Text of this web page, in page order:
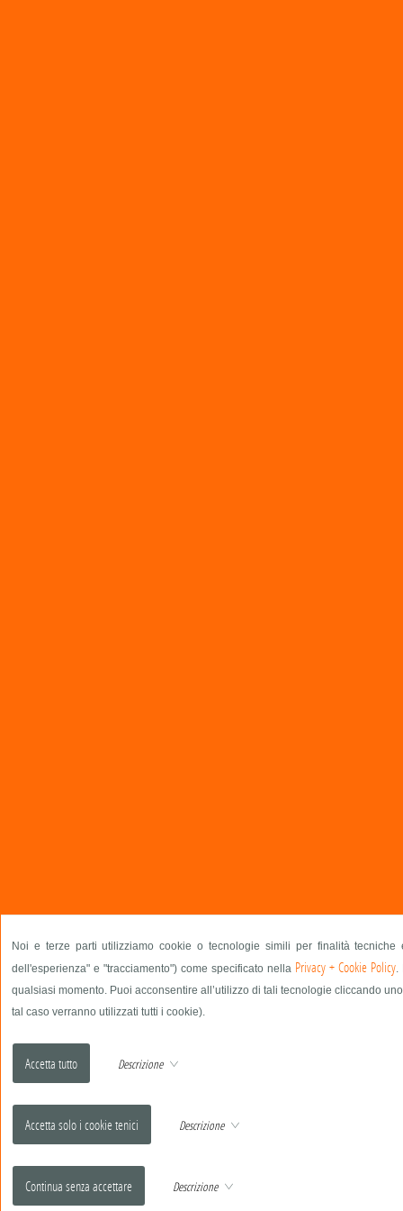
Noi e terze parti utilizziamo cookie o tecnologie simili per finalità
dell'esperienza" e "tracciamento") come specificato nella Privacy + Cookie Policy.
qualsiasi momento. Puoi acconsentire all’utilizzo di tali tecnologie cliccando
tal caso verranno utilizzati tutti i cookie).
Descrizione
Descrizione
Descrizione